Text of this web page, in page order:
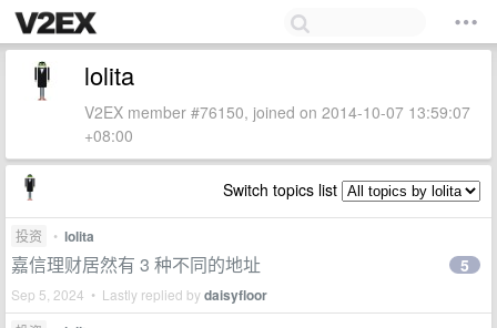
lolita
V2EX member #76150, joined on 2014-10-07 13:59:07
+08:00
Switch topics list
投资 • lolita
嘉信理财居然有 3 种不同的地址
Sep 5, 2024 • Lastly replied bydaisyfloor
5